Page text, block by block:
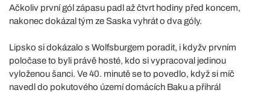
Ačkoliv první gól zápasu padl až čtvrt hodiny před koncem,
nakonec dokázal tým ze Saska vyhrát o dva góly.
Lipsko si dokázalo s Wolfsburgem poradit, i kdyžv prvním
poločase to byli právě hosté, kdo si vypracoval jedinou
vyloženou šanci. Ve 40. minutě se to povedlo, když si míč
navedl do pokutového území domácích Baku a přihrál